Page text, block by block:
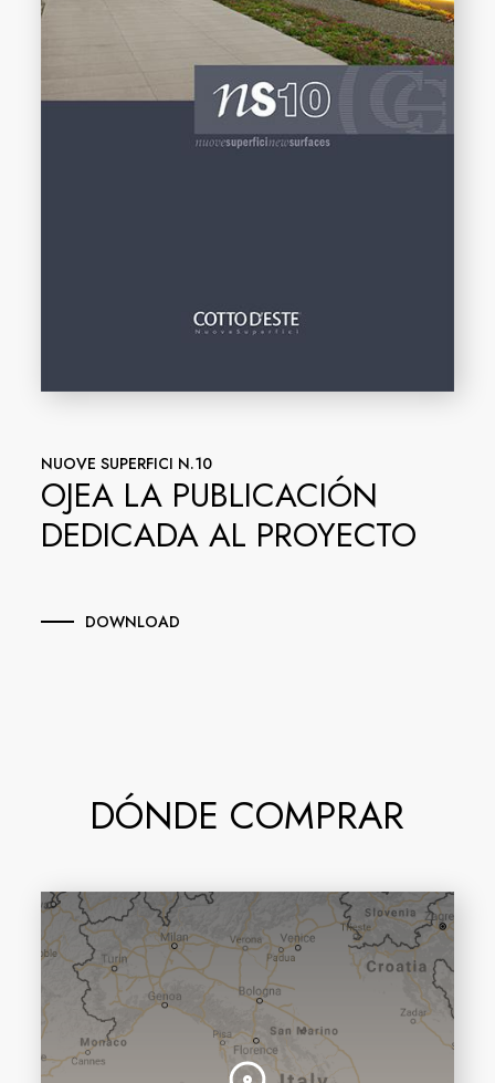
NUOVE SUPERFICI N.10
OJEA LA PUBLICACIÓN
DEDICADA AL PROYECTO
DOWNLOAD
DÓNDE COMPRAR